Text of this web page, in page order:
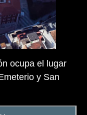
ocupa el lugar
y San